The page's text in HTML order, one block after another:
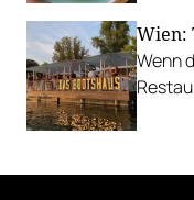
Wien:
Wenn